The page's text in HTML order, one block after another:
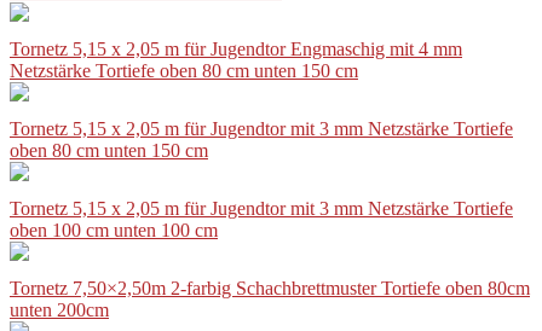
Tornetz 5,15 x 2,05 m für Jugendtor Engmaschig mit 4 mm
Netzstärke Tortiefe oben 80 cm unten 150 cm
Tornetz 5,15 x 2,05 m für Jugendtor mit 3 mm Netzstärke Tortiefe
oben 80 cm unten 150 cm
Tornetz 5,15 x 2,05 m für Jugendtor mit 3 mm Netzstärke Tortiefe
oben 100 cm unten 100 cm
Tornetz 7,50×2,50m 2-farbig Schachbrettmuster Tortiefe oben 80cm
unten 200cm